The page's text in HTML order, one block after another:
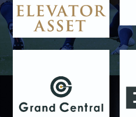
2025/11/15
GALLERY
11月16日 関西大学Jr.Col
2025/11/09
GALLERY
11月9日 関西大学
GALLERY
10月25日 天理大学Jr.Col.
2025/10/19
10月19日 天理大学